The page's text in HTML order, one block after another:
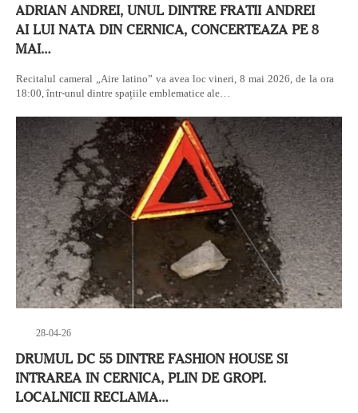
ADRIAN ANDREI, UNUL DINTRE FRATII ANDREI
AI LUI NATA DIN CERNICA, CONCERTEAZA PE 8
MAI…
Recitalul cameral „Aire latino” va avea loc vineri, 8 mai 2026, de la ora
18:00, într-unul dintre spațiile emblematice ale…
28-04-26
DRUMUL DC 55 DINTRE FASHION HOUSE SI
INTRAREA IN CERNICA, PLIN DE GROPI.
LOCALNICII RECLAMA…